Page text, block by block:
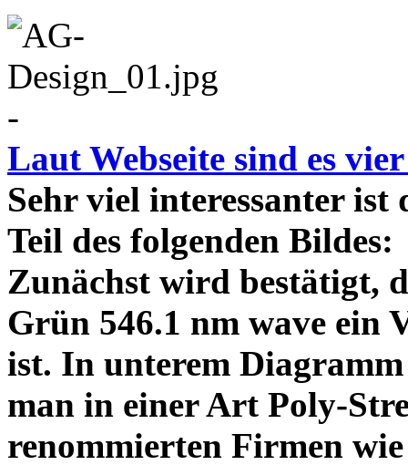
-
Laut Webseite sind es
Sehr viel interessanter
Teil des folgenden
Zunächst wird bestätigt,
Grün 546.1 nm wave ein
ist. In unterem
man in einer Art Poly-
renommierten Firmen